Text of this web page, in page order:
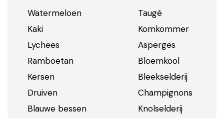
Watermeloen
Kaki
Lychees
Ramboetan
Kersen
Druiven
Blauwe bessen
Taugé
Komkommer
Asperges
Bloemkool
Bleekselderij
Champignons
Knolselderij